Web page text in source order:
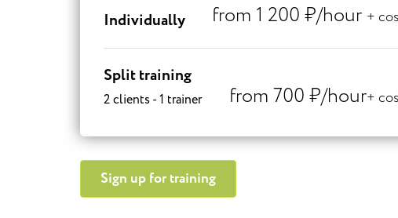
Individually from 1 200 ₽/hour +
Split training
2 clients - 1 trainer from 700 ₽/hour+
Sign up for training